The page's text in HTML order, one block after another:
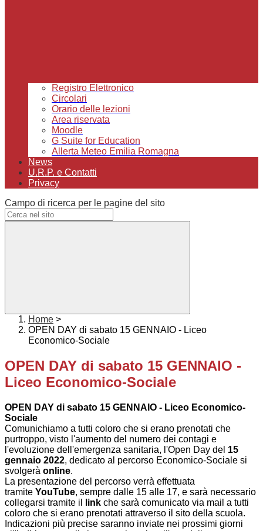
Registro Elettronico
Circolari
Orario delle lezioni
Area riservata
Moodle
G Suite for Education
Allerta Meteo Emilia Romagna
News
U.R.P. e Contatti
Privacy
Campo di ricerca per le pagine del sito
Home >
OPEN DAY di sabato 15 GENNAIO - Liceo
Economico-Sociale
OPEN DAY di sabato 15 GENNAIO -
Liceo Economico-Sociale
OPEN DAY di sabato 15 GENNAIO - Liceo Economico-
Sociale
Comunichiamo a tutti coloro che si erano prenotati che
purtroppo, visto l'aumento del numero dei contagi e
l'evoluzione dell'emergenza sanitaria, l'Open Day del 15
gennaio 2022, dedicato al percorso Economico-Sociale si
svolgerà online.
La presentazione del percorso verrà effettuata
tramite YouTube, sempre dalle 15 alle 17, e sarà necessario
collegarsi tramite il
link che sarà comunicato via mail a tutti
coloro che si erano prenotati attraverso il sito della scuola.
Indicazioni più precise saranno inviate nei prossimi giorni